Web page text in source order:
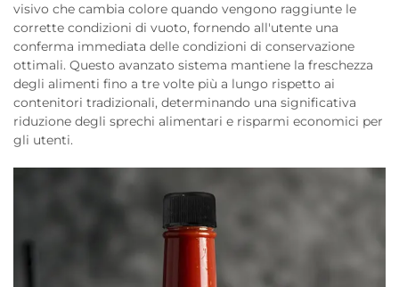
visivo che cambia colore quando vengono raggiunte le
corrette condizioni di vuoto, fornendo all'utente una
conferma immediata delle condizioni di conservazione
ottimali. Questo avanzato sistema mantiene la freschezza
degli alimenti fino a tre volte più a lungo rispetto ai
contenitori tradizionali, determinando una significativa
riduzione degli sprechi alimentari e risparmi economici per
gli utenti.